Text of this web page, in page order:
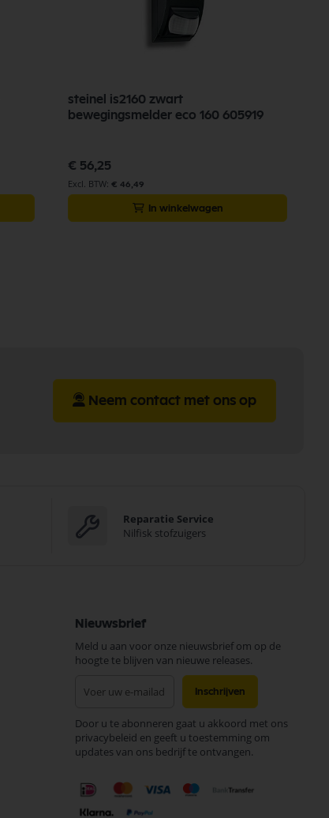
steinel is2160 zwart
bewegingsmelder eco 160 605919
€ 56,25
€ 46,49
In winkelwagen
Neem contact met ons op
Reparatie Service
Nilfisk stofzuigers
Nieuwsbrief
Meld u aan voor onze nieuwsbrief om op de
hoogte te blijven van nieuwe releases.
onze
nieuwsbrief
Inschrijven
Door u te abonneren gaat u akkoord met ons
privacybeleid en geeft u toestemming om
updates van ons bedrijf te ontvangen.